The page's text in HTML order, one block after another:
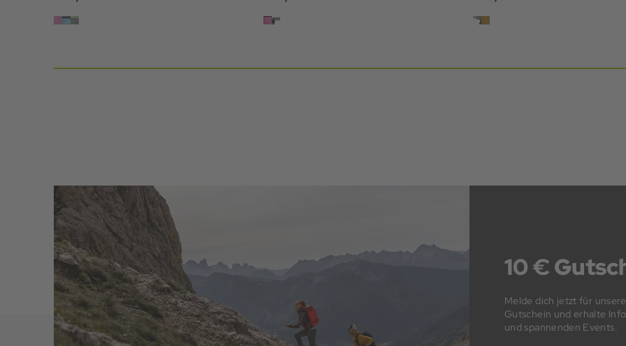
10 €
Melde dich jetzt für
Gutschein und erhalte
und spannenden Events.